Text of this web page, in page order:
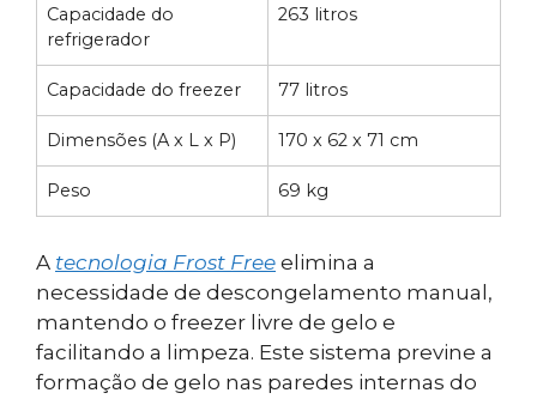
Capacidade do
refrigerador
263 litros
Capacidade do freezer 77 litros
Dimensões (A x L x P) 170 x 62 x 71 cm
Peso 69 kg
A tecnologia Frost Free elimina a
necessidade de descongelamento manual,
mantendo o freezer livre de gelo e
facilitando a limpeza. Este sistema previne a
formação de gelo nas paredes internas do